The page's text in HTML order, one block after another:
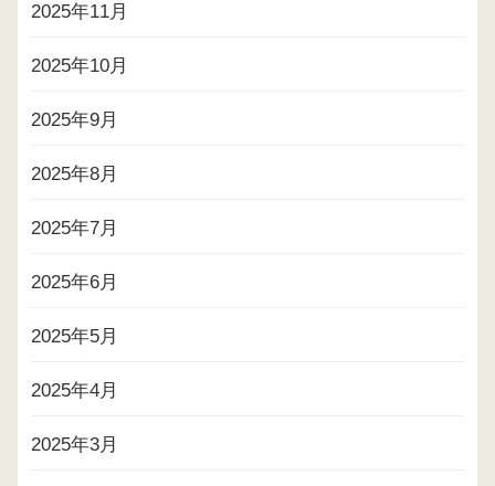
2025年11月
2025年10月
2025年9月
2025年8月
2025年7月
2025年6月
2025年5月
2025年4月
2025年3月